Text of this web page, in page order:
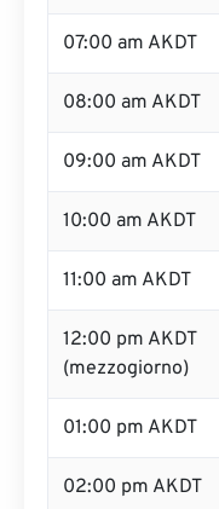
07:00 am AKDT
08:00 am AKDT
09:00 am AKDT
10:00 am AKDT
11:00 am AKDT
12:00 pm AKDT
(mezzogiorno)
01:00 pm AKDT
02:00 pm AKDT